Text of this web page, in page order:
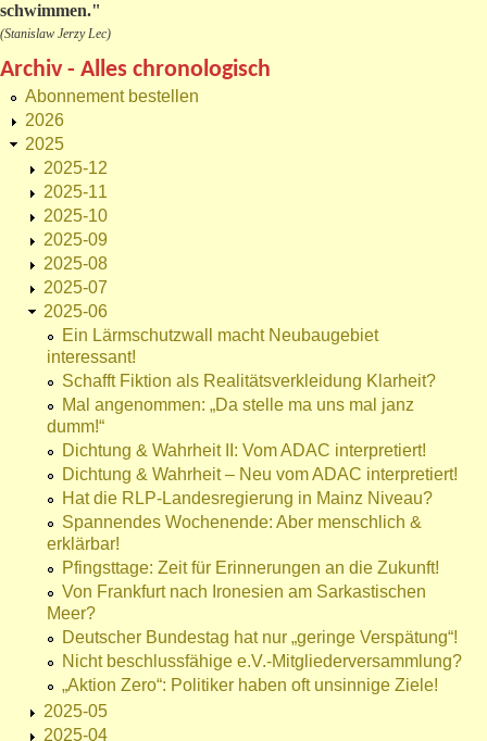
schwimmen."
(Stanislaw Jerzy Lec)
Archiv - Alles chronologisch
Abonnement bestellen
2026
2025
2025-12
2025-11
2025-10
2025-09
2025-08
2025-07
2025-06
Ein Lärmschutzwall macht Neubaugebiet
interessant!
Schafft Fiktion als Realitätsverkleidung Klarheit?
Mal angenommen: „Da stelle ma uns mal janz
dumm!“
Dichtung & Wahrheit II: Vom ADAC interpretiert!
Dichtung & Wahrheit – Neu vom ADAC interpretiert!
Hat die RLP-Landesregierung in Mainz Niveau?
Spannendes Wochenende: Aber menschlich &
erklärbar!
Pfingsttage: Zeit für Erinnerungen an die Zukunft!
Von Frankfurt nach Ironesien am Sarkastischen
Meer?
Deutscher Bundestag hat nur „geringe Verspätung“!
Nicht beschlussfähige e.V.-Mitgliederversammlung?
„Aktion Zero“: Politiker haben oft unsinnige Ziele!
2025-05
2025-04